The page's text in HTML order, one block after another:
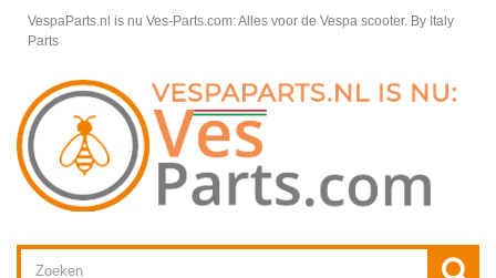
VespaParts.nl is nu Ves-Parts.com: Alles voor de Vespa scooter. By Italy
Parts